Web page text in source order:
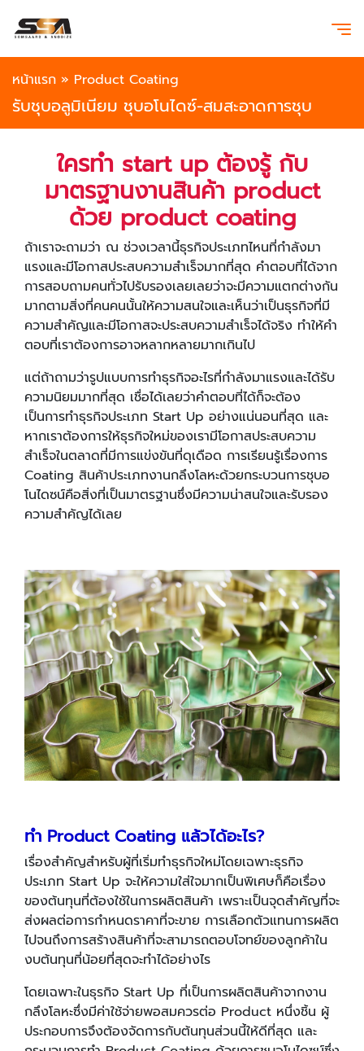
หน้าแรก » Product Coating
รับชุบอลูมิเนียม ชุบอโนไดซ์-สมสะอาดการชุบ
ใครทำ start up ต้องรู้ กับ
มาตรฐานงานสินค้า product
ด้วย product coating
ถ้าเราจะถามว่า ณ ช่วงเวลานี้ธุรกิจประเภทไหนที่กำลังมา
แรงและมีโอกาสประสบความสำเร็จมากที่สุด คำตอบที่ได้จาก
การสอบถามคนทั่วไปรับรองเลยเลยว่าจะมีความแตกต่างกัน
มากตามสิ่งที่คนคนนั้นให้ความสนใจและเห็นว่าเป็นธุรกิจที่มี
ความสำคัญและมีโอกาสจะประสบความสำเร็จได้จริง ทำให้คำ
ตอบที่เราต้องการอาจหลากหลายมากเกินไป
แต่ถ้าถามว่ารูปแบบการทำธุรกิจอะไรที่กำลังมาแรงและได้รับ
ความนิยมมากที่สุด เชื่อได้เลยว่าคำตอบที่ได้ก็จะต้อง
เป็นการทำธุรกิจประเภท Start Up อย่างแน่นอนที่สุด และ
หากเราต้องการให้ธุรกิจใหม่ของเรามีโอกาสประสบความ
สำเร็จในตลาดที่มีการแข่งขันที่ดุเดือด การเรียนรู้เรื่องการ
Coating สินค้าประเภทงานกลึงโลหะด้วยกระบวนการชุบอ
โนไดซน์คือสิ่งที่เป็นมาตรฐานซึ่งมีความน่าสนใจและรับรอง
ความสำคัญได้เลย
ทำ Product Coating แล้วได้อะไร?
เรื่องสำคัญสำหรับผู้ที่เริ่มทำธุรกิจใหม่โดยเฉพาะธุรกิจ
ประเภท Start Up จะให้ความใส่ใจมากเป็นพิเศษก็คือเรื่อง
ของต้นทุนที่ต้องใช้ในการผลิตสินค้า เพราะเป็นจุดสำคัญที่จะ
ส่งผลต่อการกำหนดราคาที่จะขาย การเลือกตัวแทนการผลิต
ไปจนถึงการสร้างสินค้าที่จะสามารถตอบโจทย์ของลูกค้าใน
งบต้นทุนที่น้อยที่สุดจะทำได้อย่างไร
โดยเฉพาะในธุรกิจ Start Up ที่เป็นการผลิตสินค้าจากงาน
กลึงโลหะซึ่งมีค่าใช้จ่ายพอสมควรต่อ Product หนึ่งชิ้น ผู้
ประกอบการจึงต้องจัดการกับต้นทุนส่วนนี้ให้ดีที่สุด และ